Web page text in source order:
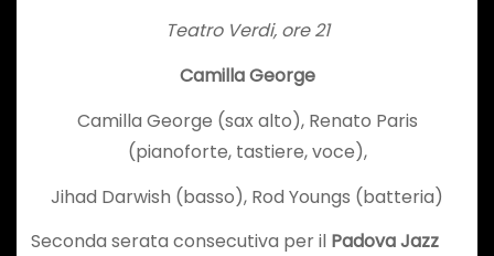
Teatro Verdi, ore 21
Camilla George
Camilla George (sax alto), Renato Paris
(pianoforte, tastiere, voce),
Jihad Darwish (basso), Rod Youngs (batteria)
Seconda serata consecutiva per il Padova Jazz